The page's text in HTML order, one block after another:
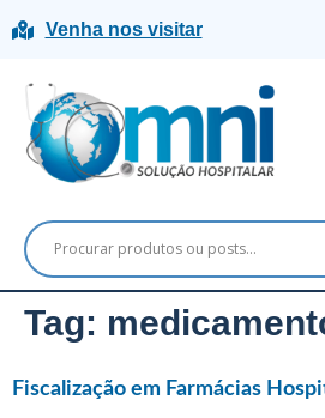
Venha nos visitar
Tag:
Fiscalização em Farmácias